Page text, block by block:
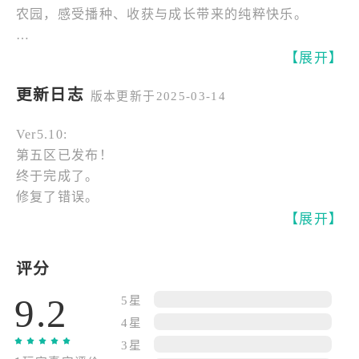
农园，感受播种、收获与成长带来的纯粹快乐。
心照料作物成长，按时收获并加工农产品。通过合理
渐变成生机勃勃的田园世界。
轻松玩法，随时畅玩。
游戏节奏舒缓，不需要复杂操作，也没有紧张对抗。
即使离线，农作物也会持续生长，让你随时上线都有
何时间放松心情。
丰富内容，乐趣不断。
解锁多种作物、加工设施与装饰物，自由装扮你的农
园风格。完成每日任务与限时活动，获得稀有种子和
【展开】
更新日志 版本更新于2025-03-14
Ver5.10:
第五区已发布！
终于完成了。
修复了错误。
【展开】
评分
9.2
5星
4星
3星